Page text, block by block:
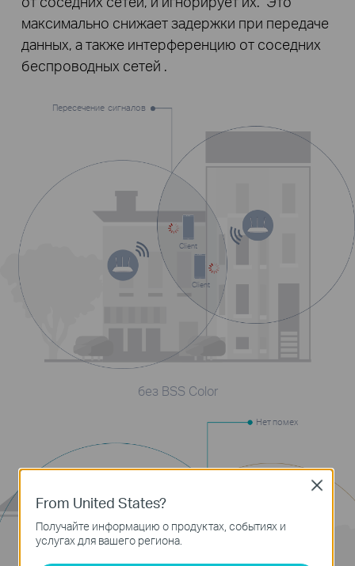
максимально снижает задержки при передаче
данных, а также интерференцию от соседних
беспроводных сетей .
Пересечение сигналов
Client
Client
без BSS Color
Нет помех
From United States?
Получайте информацию о продуктах, событиях и
услугах для вашего региона.
Close